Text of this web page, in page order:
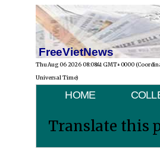
FreeVietNews
Thu Aug 06 2026 08:08:41 GMT+0000
Universal Time)
HOME
Translate this